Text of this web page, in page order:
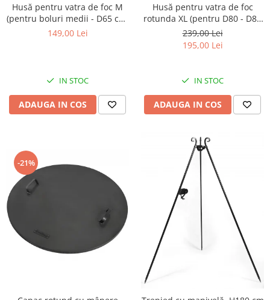
Husă pentru vatra de foc M
(pentru boluri medii - D65 cm,
H50cm)
149,00 Lei
IN STOC
ADAUGA IN COS
Husă pentru vatra de foc
rotunda XL (pentru D80 - D85
cm)
239,00 Lei
195,00 Lei
IN STOC
ADAUGA IN COS
-21%